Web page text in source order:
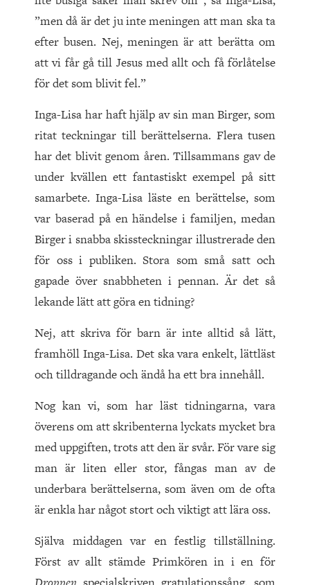
”men då är det ju inte meningen att man ska ta
efter busen. Nej, meningen är att berätta om
att vi får gå till Jesus med allt och få förlåtelse
för det som blivit fel.”
Inga-Lisa har haft hjälp av sin man Birger, som
ritat teckningar till berättelserna. Flera tusen
har det blivit genom åren. Tillsammans gav de
under kvällen ett fantastiskt exempel på sitt
samarbete. Inga-Lisa läste en berättelse, som
var baserad på en händelse i familjen, medan
Birger i snabba skissteckningar illustrerade den
för oss i publiken. Stora som små satt och
gapade över snabbheten i pennan. Är det så
lekande lätt att göra en tidning?
Nej, att skriva för barn är inte alltid så lätt,
framhöll Inga-Lisa. Det ska vara enkelt, lättläst
och tilldragande och ändå ha ett bra innehåll.
Nog kan vi, som har läst tidningarna, vara
överens om att skribenterna lyckats mycket bra
med uppgiften, trots att den är svår. För vare sig
man är liten eller stor, fångas man av de
underbara berättelserna, som även om de ofta
är enkla har något stort och viktigt att lära oss.
Själva middagen var en festlig tillställning.
Först av allt stämde Primkören in i en för